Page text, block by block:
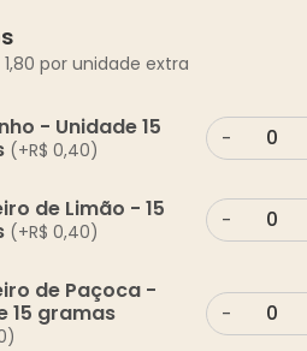
1,80 por unidade extra
- Unidade 15
(+R$ 0,40) -
de Limão - 15
(+R$ 0,40) -
de Paçoca -
15 gramas
)
-